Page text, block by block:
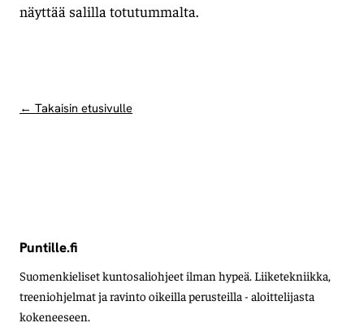
näyttää salilla totutummalta.
← Takaisin etusivulle
Puntille.fi
Suomenkieliset kuntosaliohjeet ilman hypeä. Liiketekniikka,
treeniohjelmat ja ravinto oikeilla perusteilla - aloittelijasta
kokeneeseen.